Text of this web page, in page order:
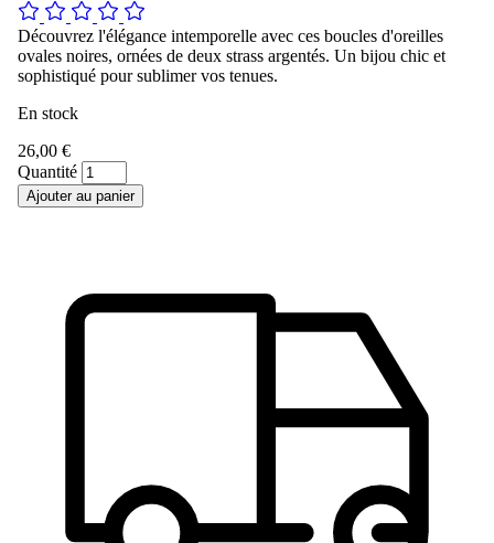
Découvrez l'élégance intemporelle avec ces boucles d'oreilles
ovales noires, ornées de deux strass argentés. Un bijou chic et
sophistiqué pour sublimer vos tenues.
En stock
26,00 €
Quantité
Ajouter au panier